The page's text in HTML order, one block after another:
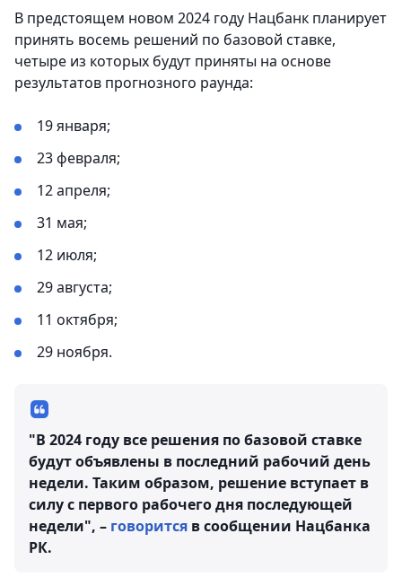
В предстоящем новом 2024 году Нацбанк планирует
принять восемь решений по базовой ставке,
четыре из которых будут приняты на основе
результатов прогнозного раунда:
19 января;
23 февраля;
12 апреля;
31 мая;
12 июля;
29 августа;
11 октября;
29 ноября.
"В 2024 году все решения по базовой ставке
будут объявлены в последний рабочий день
недели. Таким образом, решение вступает в
силу с первого рабочего дня последующей
недели", – говорится в сообщении Нацбанка
РК.